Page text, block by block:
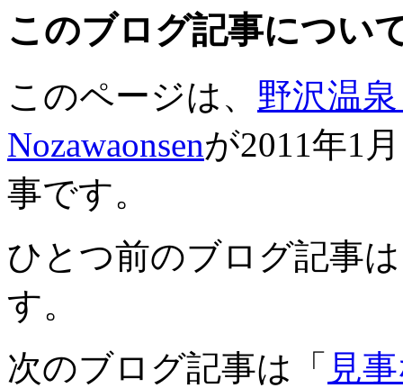
このブログ記事につい
このページは、 野沢温
Nozawaonsenが2011年1
事です。
ひとつ前のブログ記事
す。
次のブログ記事は「 見